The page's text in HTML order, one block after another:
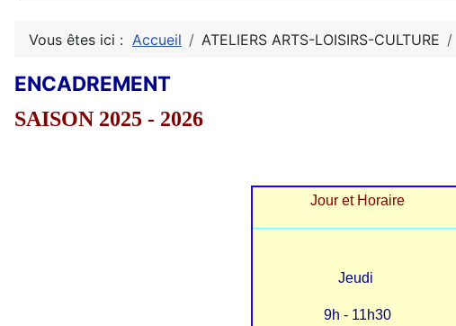
Vous êtes ici : Accueil ATELIERS ARTS-LOISIRS-CULTURE
ENCADREMENT
SAISON 2025 - 2026
Jour et Horaire
Jeudi
9h - 11h30